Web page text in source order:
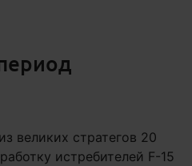
великих стратегов 20
истребителей F-15